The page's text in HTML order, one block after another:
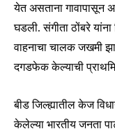
येत असताना गावापासून
घडली. संगीता ठोंबरे
वाहनाचा चालक जखमी
दगडफेक केल्याची
बीड जिल्ह्यातील केज
केलेल्या भारतीय जनता